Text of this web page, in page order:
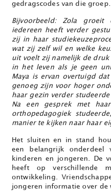
gedragscodes van die groep.
Bijvoorbeeld: Zola
iedereen heeft verder
zij in haar
wat zij zelf wil en welke
uit voelt zij namelijk de
in het leven als je geen
Maya is ervan overtuigd
genoeg zijn voor hoger
haar gezin verder
Na een gesprek met
orthopedagogiek
manier te kijken naar haar
Het sluiten en in stand
een belangrijk onderdeel
kinderen en jongeren. De
heeft op verschillende
ontwikkeling.
jongeren informatie over de